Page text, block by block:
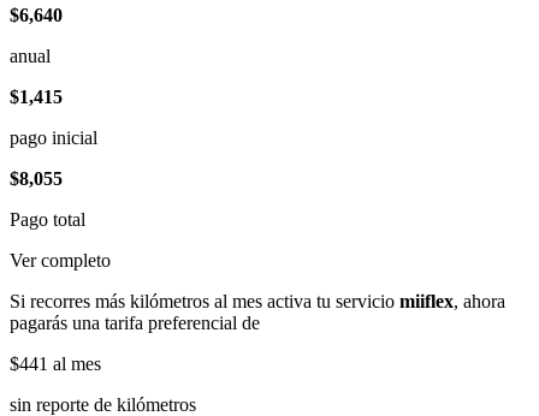
$6,640
anual
$1,415
pago inicial
$8,055
Pago total
Ver completo
Si recorres más kilómetros al mes activa tu servicio miiflex, ahora
pagarás una tarifa preferencial de
$441 al mes
sin reporte de kilómetros